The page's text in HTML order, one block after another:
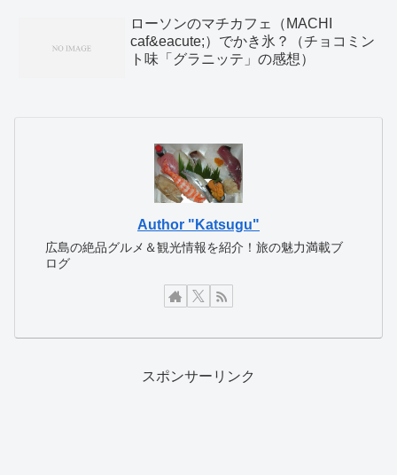
ローソンのマチカフェ（MACHI
caf&eacute;）でかき氷？（チョコミン
ト味「グラニッテ」の感想）
Author "Katsugu"
広島の絶品グルメ＆観光情報を紹介！旅の魅力満載ブ
ログ
スポンサーリンク